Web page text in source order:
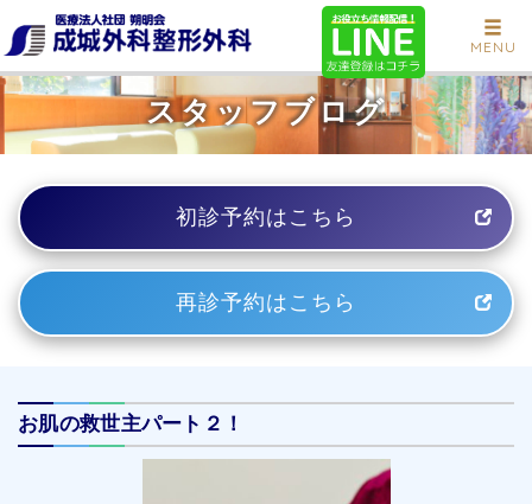
MENU
スタッフブログ
初診予約はこちら
再診予約はこちら
お肌の救世主パート２！